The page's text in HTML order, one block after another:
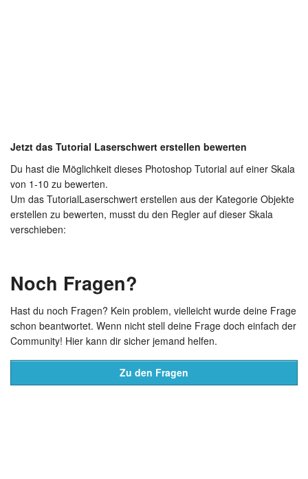
Jetzt das Tutorial Laserschwert erstellen bewerten
Du hast die Möglichkeit dieses Photoshop Tutorial auf einer Skala
von 1-10 zu bewerten.
Um das TutorialLaserschwert erstellen aus der Kategorie Objekte
erstellen zu bewerten, musst du den Regler auf dieser Skala
verschieben:
Noch Fragen?
Hast du noch Fragen? Kein problem, vielleicht wurde deine Frage
schon beantwortet. Wenn nicht stell deine Frage doch einfach der
Community! Hier kann dir sicher jemand helfen.
Zu den Fragen